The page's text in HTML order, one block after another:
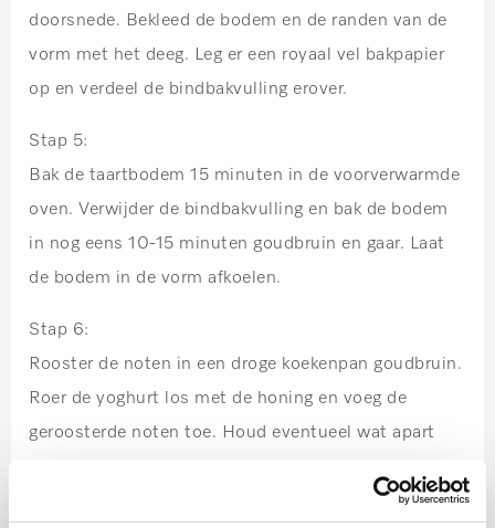
doorsnede. Bekleed de bodem en de randen van de
vorm met het deeg. Leg er een royaal vel bakpapier
op en verdeel de bindbakvulling erover.
Stap 5:
Bak de taartbodem 15 minuten in de voorverwarmde
oven. Verwijder de bindbakvulling en bak de bodem
in nog eens 10-15 minuten goudbruin en gaar. Laat
de bodem in de vorm afkoelen.
Stap 6:
Rooster de noten in een droge koekenpan goudbruin.
Roer de yoghurt los met de honing en voeg de
geroosterde noten toe. Houd eventueel wat apart
Stap 7: